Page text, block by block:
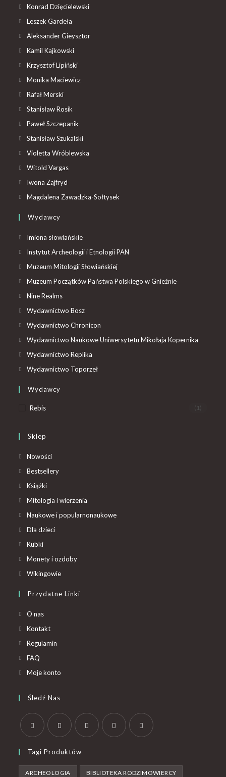
Konrad Dzięcielewski
Leszek Gardeła
Aleksander Gieysztor
Kamil Kajkowski
Krzysztof Lipiński
Monika Maciewicz
Rafał Merski
Stanisław Rosik
Paweł Szczepanik
Stanisław Szukalski
Violetta Wróblewska
Witold Vargas
Iwona Zajfryd
Magdalena Zawadzka-Sołtysek
Wydawcy
Imiona słowiańskie
Instytut Archeologii i Etnologii PAN
Muzeum Mitologii Słowiańskiej
Muzeum Początków Państwa Polskiego w Gnieźnie
Nine Realms
Wydawnictwo Bosz
Wydawnictwo Chronicon
Wydawnictwo Naukowe Uniwersytetu Mikołaja Kopernika
Wydawnictwo Replika
Wydawnictwo Toporzeł
Wydawcy
Rebis (1)
Sklep
Nowości
Bestsellery
Książki
Mitologia i wierzenia
Naukowe i popularnonaukowe
Dla dzieci
Kubki
Monety i ozdoby
Wikingowie
Przydatne Linki
O nas
Kontakt
Regulamin
FAQ
Moje konto
Śledź Nas
Tagi Produktów
ARCHEOLOGIA BIBLIOTEKA RODZIMOWIERCY